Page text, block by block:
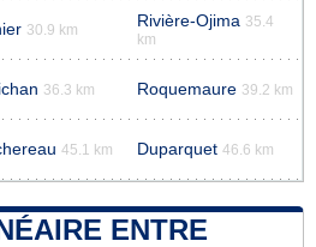
30.9 km Rivière-Ojima 35.4
km
36.3 km Roquemaure 39.2 km
45.1 km Duparquet 46.6 km
ENTRE